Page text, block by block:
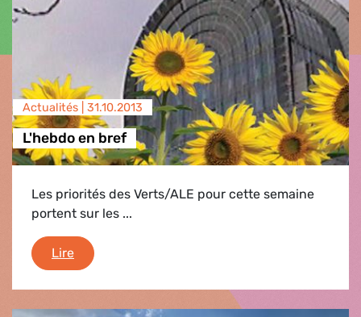
Actualités | 31.10.2013
L'hebdo en bref
Les priorités des Verts/ALE pour cette semaine
portent sur les ...
LireL'hebdo en bref